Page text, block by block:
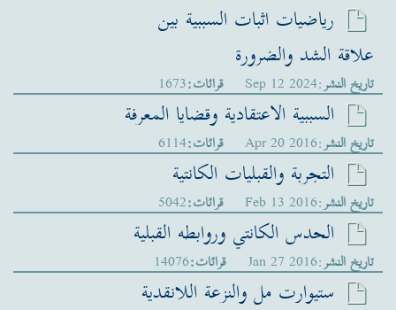
رياضيات اثبات السببية بين
علاقة الشد والضرورة
تاريخ النشر:Sep 12 2024 قرائات:1673
السببية الاعتقادية وقضايا المعرفة
تاريخ النشر:Apr 20 2016 قرائات:6114
التجربة والقبليات الكانتية
تاريخ النشر:Feb 13 2016 قرائات:5042
الحدس الكانتي وروابطه القبلية
تاريخ النشر:Jan 27 2016 قرائات:14076
ستيوارت مل والنزعة اللانقدية